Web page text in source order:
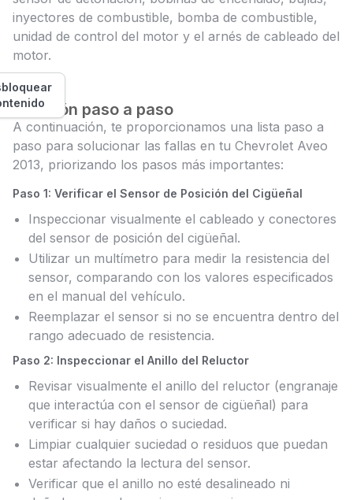
inyectores de combustible, bomba de combustible,
unidad de control del motor y el arnés de cableado del
motor.
Solución paso a paso
A continuación, te proporcionamos una lista paso a
paso para solucionar las fallas en tu Chevrolet Aveo
2013, priorizando los pasos más importantes:
Paso 1: Verificar el Sensor de Posición del Cigüeñal
Inspeccionar visualmente el cableado y conectores
del sensor de posición del cigüeñal.
Utilizar un multímetro para medir la resistencia del
sensor, comparando con los valores especificados
en el manual del vehículo.
Reemplazar el sensor si no se encuentra dentro del
rango adecuado de resistencia.
Paso 2: Inspeccionar el Anillo del Reluctor
Revisar visualmente el anillo del reluctor (engranaje
que interactúa con el sensor de cigüeñal) para
verificar si hay daños o suciedad.
Limpiar cualquier suciedad o residuos que puedan
estar afectando la lectura del sensor.
Verificar que el anillo no esté desalineado ni